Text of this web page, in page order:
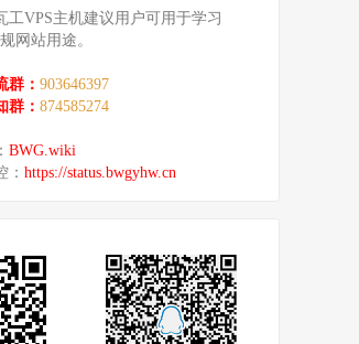
工VPS主机建议用户可用于学习
网站用途。
群： 903646397
群： 874585274
BWG.wiki
： https://status.bwgyhw.cn